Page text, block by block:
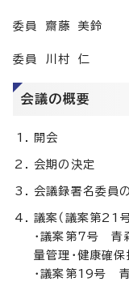
委員 齋藤 美鈴
委員 川村 仁
会議の概要
開会
会期の決定
会議録署名委員
議案（議案第21
・議案第7号 青
量管理・健康確保
・議案第19号 青